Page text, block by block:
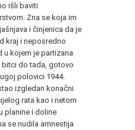
išli baviti
Zna se koja im
i činjenica da je
kraj i neposredno
u kojem je partizana
do tada, gotovo
polovici 1944.
izgledan konačni
rata kao i netom
planine i doline
se nudila amnestija